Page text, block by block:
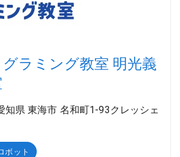
グラミング教室 明光義
知県 東海市 名和町1-93クレッシェ
ボット